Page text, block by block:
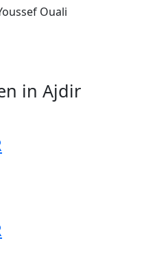
Ouali
in Ajdir